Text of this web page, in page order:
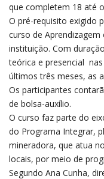
que completem 18 até
O pré-requisito exigido
curso de
instituição. Com
teórica e presencial
últimos três meses, as
Os participantes
de bolsa-auxílio.
O curso faz parte do
do Programa Integrar,
mineradora, que atua
locais, por meio de
Segundo Ana Cunha,